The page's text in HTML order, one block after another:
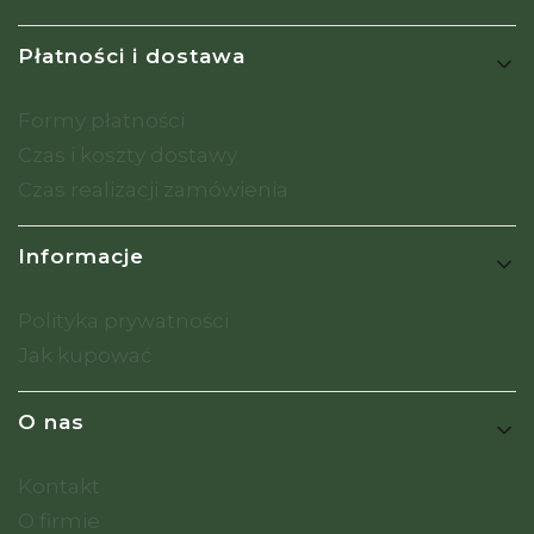
Płatności i dostawa
Formy płatności
Czas i koszty dostawy
Czas realizacji zamówienia
Informacje
Polityka prywatności
Jak kupować
O nas
Kontakt
O firmie